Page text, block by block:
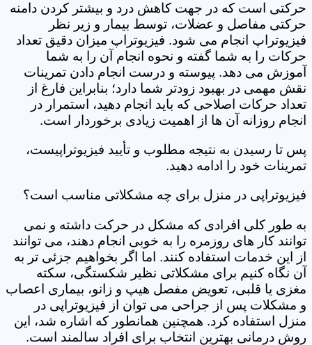
حرکتی است که در جهت کاهش درد و بیشتر کردن دامنه
حرکتی مفاصل و عضلات، توسط بیمار و زیر نظر
فیزیوتراپ انجام می شود. فیزیوتراپ میزان دقیق تعداد
حرکات را به شما گفته و نحوه انجام آن را به شما
آموزش می دهد. پیوسته و درست انجام دادن تمرینات
نقش مهمی در بهبود زودتر شما دارد؛ بنابراین فارغ از
تعداد حرکات اصلاحی که باید انجام دهید، استمرار در
انجام روزانه آن ها از اهمیت زیادی برخوردار است.
پس تا رسیدن به نتیجه مطلوب و تأیید فیزیوتراپیست،
تمرینات خود را ادامه دهید.
فیزیوتراپی در منزل برای چه مشکلاتی مناسب است؟
به طور کلی افرادی که مشکل در حرکت داشته و نمی
توانند کار های روزمره را به خوبی انجام دهند، می توانند
از این خدمات استفاده کنند. اما اگر بخواهیم جزئی تر به
آن نگاه کنیم برای مشکلاتی نظیر شکستگی، سکته
مغزی یا قلبی، تعویض مفصل هیپ و زانو، بیماری اعصاب
و مشکلات پس از جراحی می توان از فیزیوتراپی در
منزل استفاده کرد. همچنین همانطور که اشاره شد، این
روش درمانی بهترین انتخاب برای افراد سالمند است.